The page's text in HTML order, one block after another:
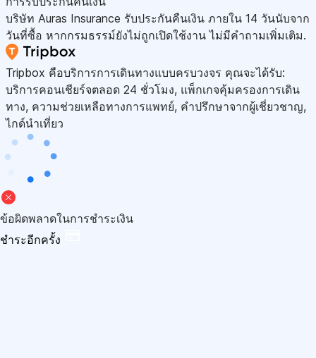
บริษัท Auras Insurance รับประกันคืนเงิน ภายใน 14 วันนับจาก
วันที่ซื้อ หากกรมธรรม์ยังไม่ถูกเปิดใช้งาน ไม่มีคำถามเพิ่มเติม.
Tripbox คือบริการการเดินทางแบบครบวงจร คุณจะได้รับ:
บริการคอนเชียร์จตลอด 24 ชั่วโมง, แพ็กเกจคุ้มครองการเดิน
ทาง, ความช่วยเหลือทางการแพทย์, คำปรึกษาจากผู้เชี่ยวชาญ,
ไกด์นำเที่ยว
ข้อผิดพลาดในการชำระเงิน
ชำระอีกครั้ง